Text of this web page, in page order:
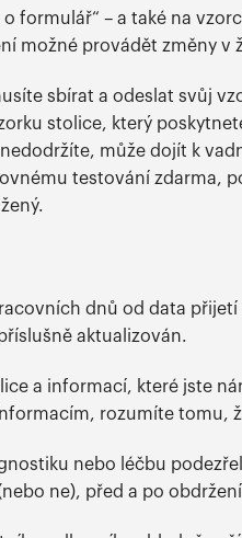
formulář“ – a také na
možné provádět změny v
sbírat a odeslat svůj
stolice, který
může dojít k
testování zdarma,
dnů od data
aktualizován.
a informací, které jste
rozumíte tomu,
nebo léčbu
ne), před a po